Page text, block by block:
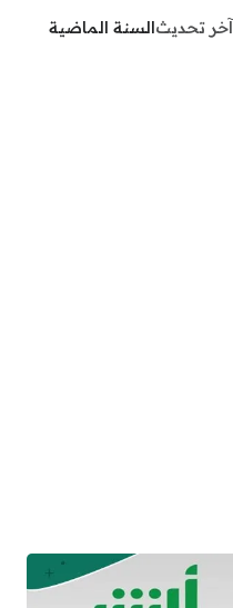
آخر تحديثالسنة الماضية